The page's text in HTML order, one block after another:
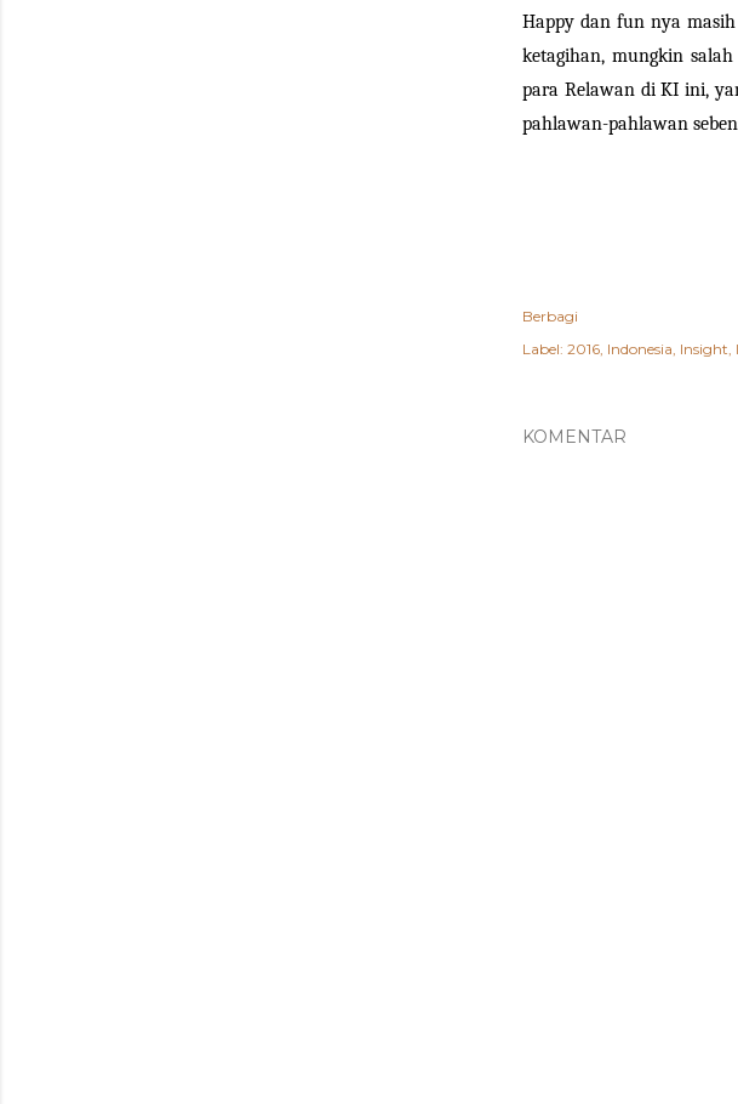
Happy dan fun nya
ketagihan, mungkin
para Relawan di KI ini,
pahlawan-pahlawan
Berbagi
Label: 2016 Indonesia Insight
KOMENTAR